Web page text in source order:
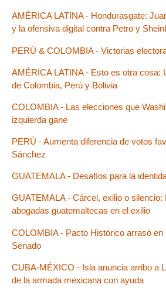
AMÉRICA LATINA - Hondurasgate:
y la ofensiva digital contra Petro y
PERÚ & COLOMBIA - Victorias
AMÉRICA LATINA - Esto es otra cosa:
de Colombia, Perú y Bolivia
COLOMBIA - Las elecciones que
izquierda gane
PERÚ - Aumenta diferencia de votos
Sánchez
GUATEMALA - Desafíos para la
GUATEMALA - Cárcel, exilio o silencio:
abogadas guatemaltecas en el exilio
COLOMBIA - Pacto Histórico arrasó en
Senado
CUBA-MÉXICO - Isla anuncia arribo a
de la armada mexicana con ayuda